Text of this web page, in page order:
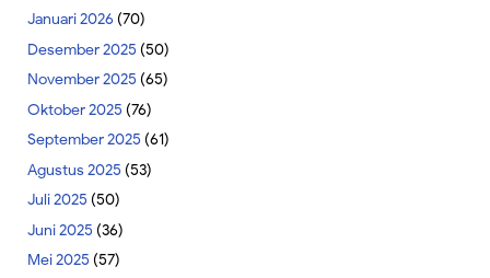
Januari 2026 (70)
Desember 2025 (50)
November 2025 (65)
Oktober 2025 (76)
September 2025 (61)
Agustus 2025 (53)
Juli 2025 (50)
Juni 2025 (36)
Mei 2025 (57)